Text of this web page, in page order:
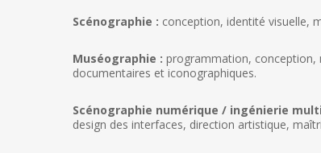
Scénographie : conception, identité visuelle,
Muséographie : programmation, conception,
documentaires et iconographiques.
Scénographie numérique / ingénierie
design des interfaces, direction artistique,